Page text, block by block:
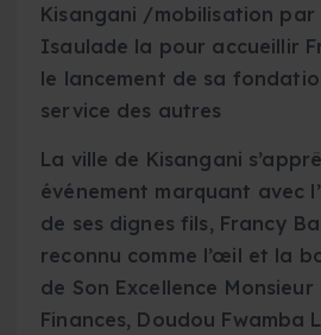
Kisangani /mobilisation par
Isaulade la pour accueillir
le lancement de sa
service des autres
La ville de Kisangani
événement marquant avec
de ses dignes fils, Francy
reconnu comme l’œil et la
de Son Excellence
Finances, Doudou Fwamba